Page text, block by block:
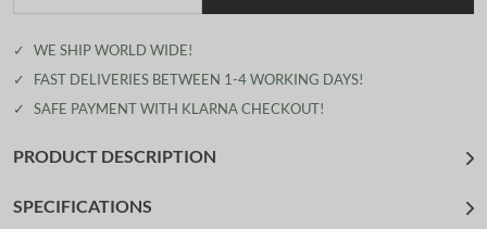
✓
WE SHIP WORLD WIDE!
✓
FAST DELIVERIES BETWEEN 1-4 WORKING DAYS!
✓
SAFE PAYMENT WITH KLARNA CHECKOUT!
PRODUCT DESCRIPTION
SPECIFICATIONS